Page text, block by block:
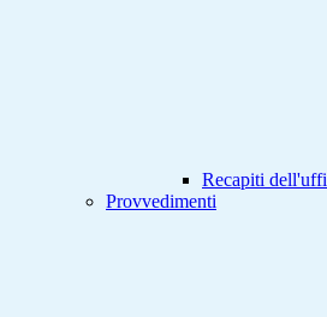
Recapiti
Provvedimenti